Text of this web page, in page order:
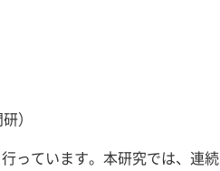
）
っています。本研究では、連続